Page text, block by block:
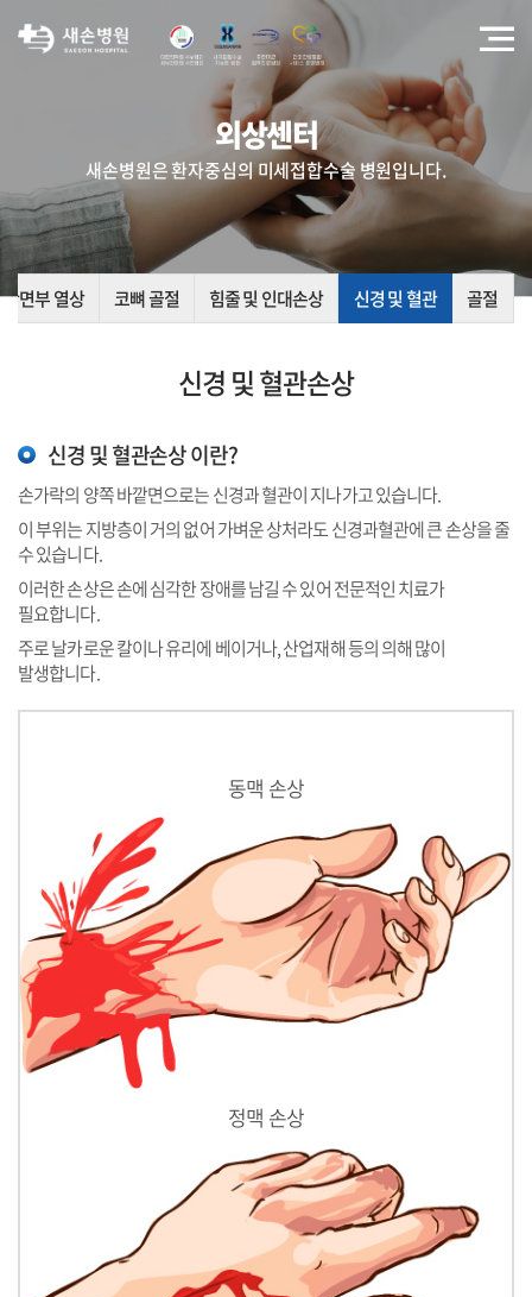
외상센터
새손병원은 환자중심의 미세접합수술 병원입니다.
안면부 열상 코뼈 골절 힘줄 및 인대손상 신경 및 혈관 골절
신경 및 혈관손상
신경 및 혈관손상 이란?
손가락의 양쪽 바깥면으로는 신경과 혈관이 지나가고 있습니다.
이 부위는 지방층이 거의 없어 가벼운 상처라도 신경과혈관에 큰 손상을 줄
수 있습니다.
이러한 손상은 손에 심각한 장애를 남길 수 있어 전문적인 치료가
필요합니다.
주로 날카로운 칼이나 유리에 베이거나, 산업재해 등의 의해 많이
발생합니다.
동맥 손상
정맥 손상